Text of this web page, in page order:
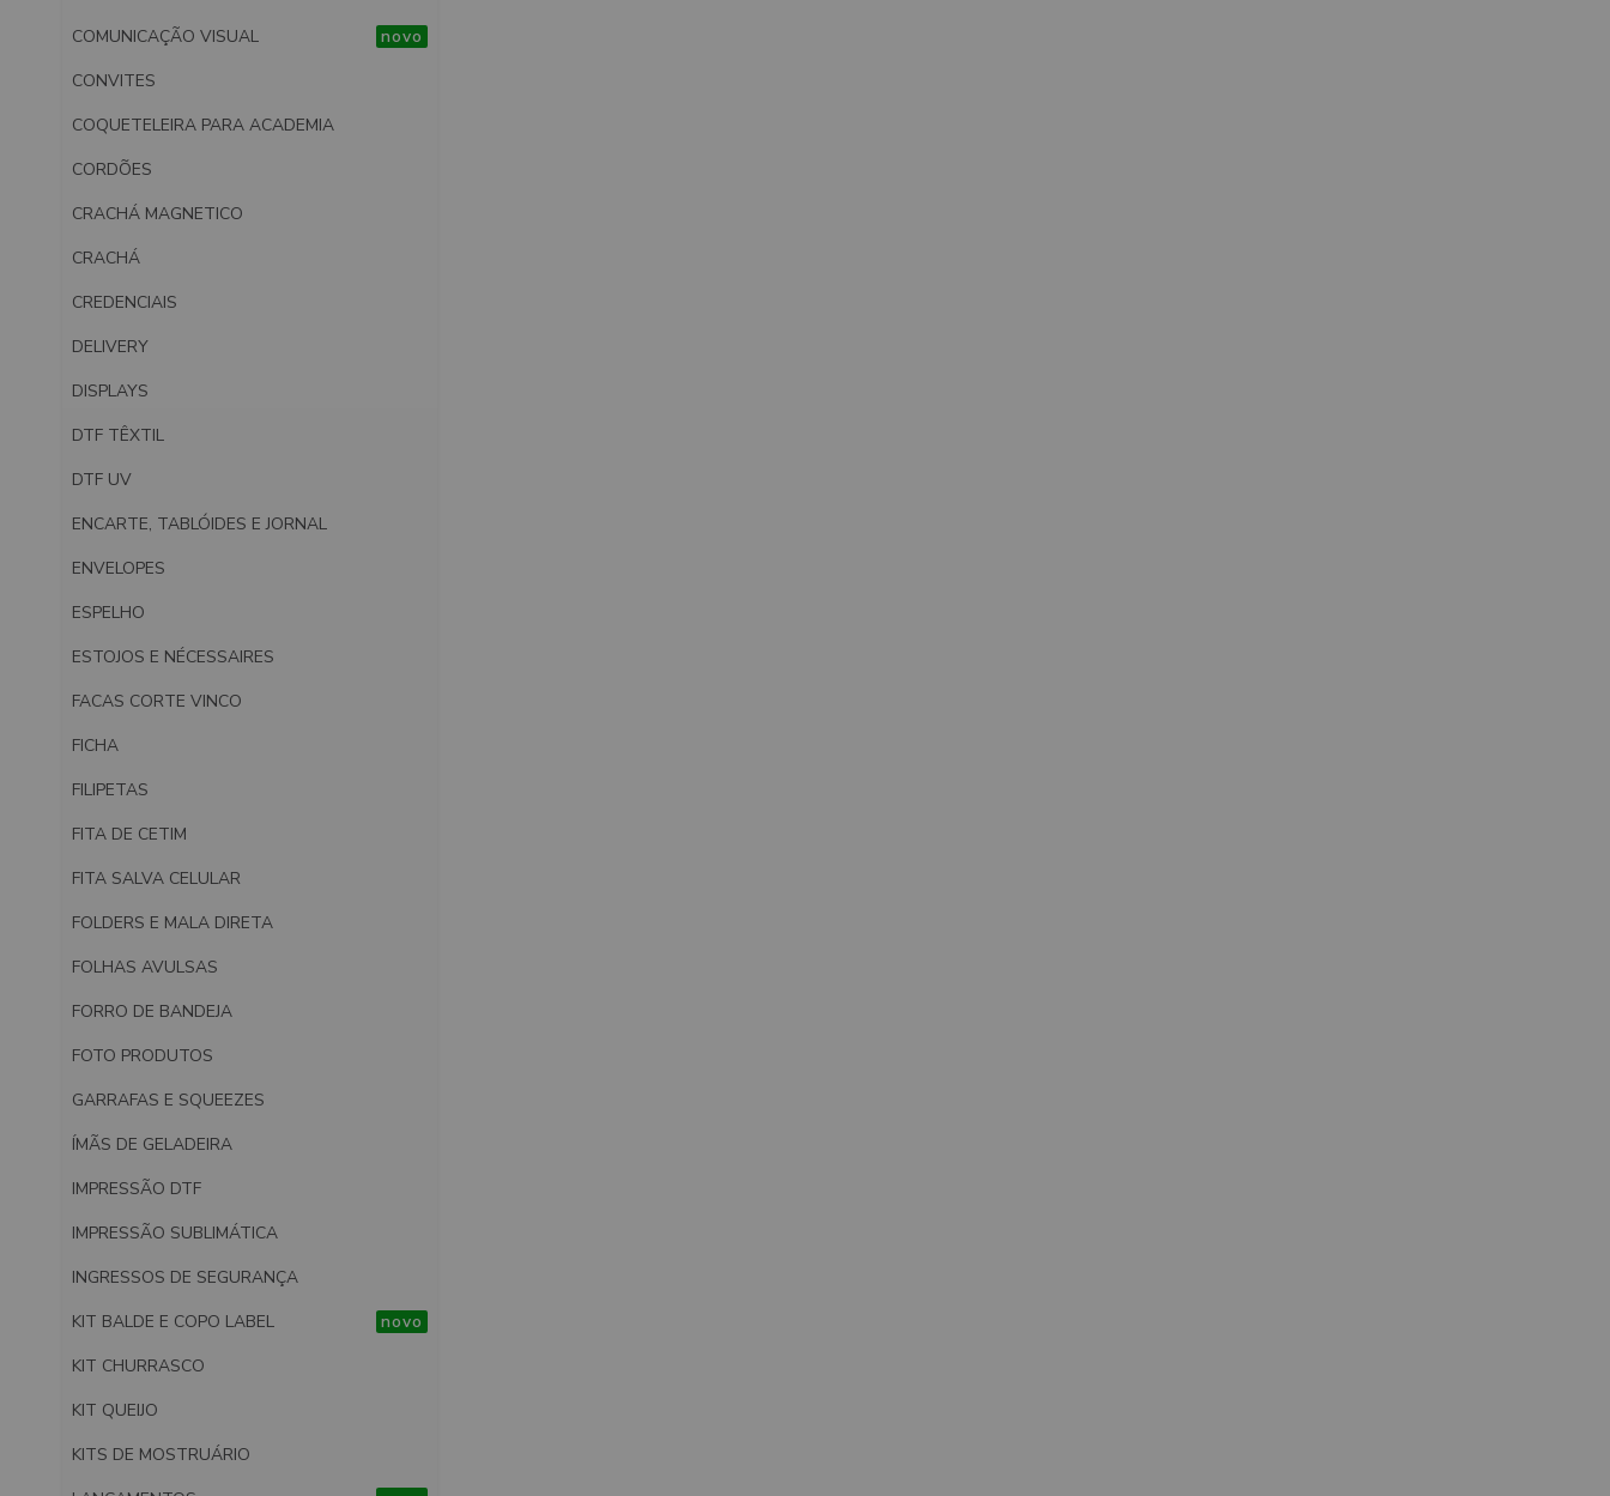
COMUNICAÇÃO VISUAL
novo
CONVITES
COQUETELEIRA PARA ACADEMIA
CORDÕES
CRACHÁ MAGNETICO
CRACHÁ
CREDENCIAIS
DELIVERY
DISPLAYS
DTF TÊXTIL
DTF UV
ENCARTE, TABLÓIDES E JORNAL
ENVELOPES
ESPELHO
ESTOJOS E NÉCESSAIRES
FACAS CORTE VINCO
FICHA
FILIPETAS
FITA DE CETIM
FITA SALVA CELULAR
FOLDERS E MALA DIRETA
FOLHAS AVULSAS
FORRO DE BANDEJA
FOTO PRODUTOS
GARRAFAS E SQUEEZES
ÍMÃS DE GELADEIRA
IMPRESSÃO DTF
IMPRESSÃO SUBLIMÁTICA
INGRESSOS DE SEGURANÇA
KIT BALDE E COPO LABEL
novo
KIT CHURRASCO
KIT QUEIJO
KITS DE MOSTRUÁRIO